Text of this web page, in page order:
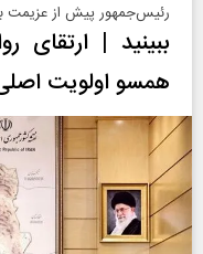
رئیس‌جمهور پیش از عزیمت
ببینید | ارتقای
همسو اولویت